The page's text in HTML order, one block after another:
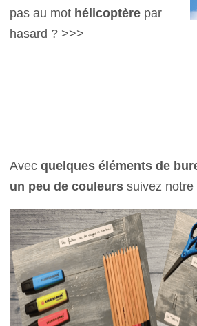
pas au mot hélicoptère par
hasard ? >>>
Avecquelques éléments de
un peu de couleurs suivez notre